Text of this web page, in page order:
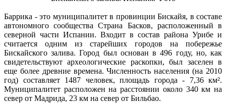
Баррика - это муниципалитет в провинции Бискайя, в составе
автономного сообщества Страна Басков, расположенный в
северной части Испании. Входит в состав района Урибе и
считается одним из старейших городов на побережье
Бискайского залива. Город был основан в 496 году, но, как
свидетельствуют археологические раскопки, был заселен в
еще более древние времена. Численность населения (на 2010
год) составляет 1487 человек, площадь города - 7,36 км².
Муниципалитет расположен на расстоянии около 340 км на
север от Мадрида, 23 км на север от Бильбао.